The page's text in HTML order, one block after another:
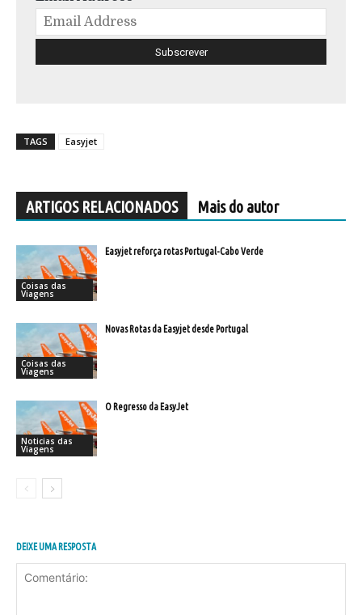
TAGS Easyjet
ARTIGOS RELACIONADOS Mais do autor
Coisas das
Viagens
Easyjet reforça rotas Portugal-Cabo Verde
Coisas das
Viagens
Novas Rotas da Easyjet desde Portugal
Noticias das
Viagens
O Regresso da EasyJet
DEIXE UMA RESPOSTA